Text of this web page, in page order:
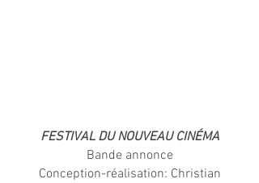
FESTIVAL DU NOUVEAU CINÉMA
Bande annonce
Conception-réalisation: Christian